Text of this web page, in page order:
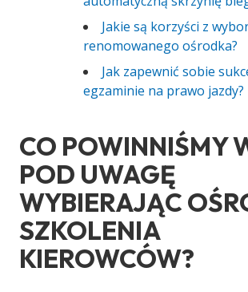
Jakie są korzyści z
renomowanego ośrodka?
Jak zapewnić sobie
egzaminie na prawo jazdy?
CO POWINNIŚMY
POD UWAGĘ
WYBIERAJĄC
SZKOLENIA
KIEROWCÓW?